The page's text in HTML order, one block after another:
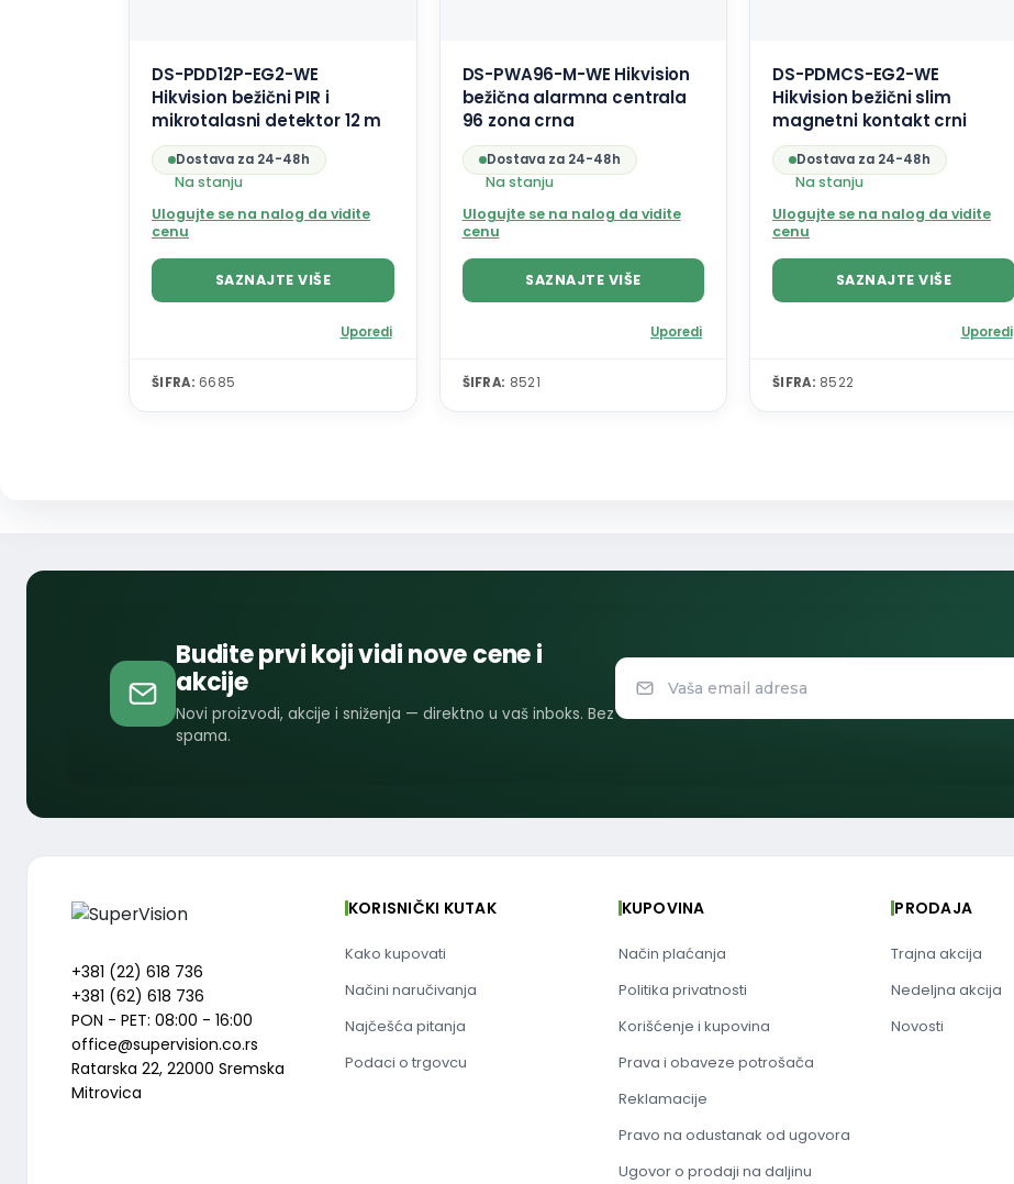
DS-PDD12P-EG2-WE
Hikvision bežični PIR i
mikrotalasni detektor 12 m
Dostava za 24-48h
Na stanju
Ulogujte se na nalog da vidite
cenu
SAZNAJTE VIŠE
Uporedi
ŠIFRA: 6685
DS-PWA96-M-WE Hikvision
bežična alarmna centrala
96 zona crna
Dostava za 24-48h
Na stanju
Ulogujte se na nalog da vidite
cenu
SAZNAJTE VIŠE
Uporedi
ŠIFRA: 8521
DS-PDMCS-EG2-WE
Hikvision bežični slim
magnetni kontakt crni
Dostava za 24-48h
Na stanju
Ulogujte se na nalog da vidite
cenu
SAZNAJTE VIŠE
Uporedi
ŠIFRA: 8522
Budite prvi koji vidi nove cene i
akcije
Novi proizvodi, akcije i sniženja — direktno u vaš inboks. Bez
spama.
+381 (22) 618 736
+381 (62) 618 736
PON - PET: 08:00 - 16:00
office@supervision.co.rs
Ratarska 22, 22000 Sremska
Mitrovica
KORISNIČKI KUTAK
Kako kupovati
Načini naručivanja
Najčešća pitanja
Podaci o trgovcu
KUPOVINA
Način plaćanja
Politika privatnosti
Korišćenje i kupovina
Prava i obaveze potrošača
Reklamacije
Pravo na odustanak od ugovora
Ugovor o prodaji na daljinu
PRODAJA
Trajna akcija
Nedeljna akcija
Novosti